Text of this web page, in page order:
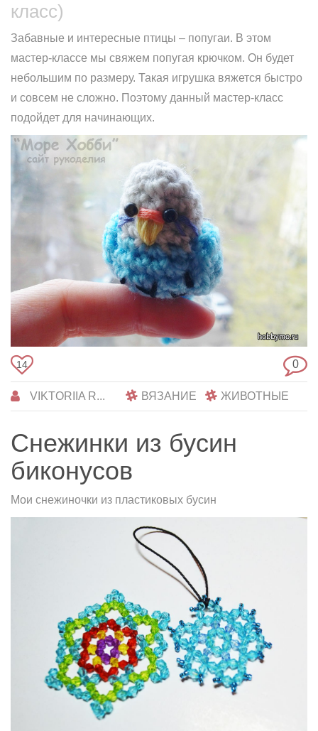
класс)
Забавные и интересные птицы – попугаи. В этом
мастер-классе мы свяжем попугая крючком. Он будет
небольшим по размеру. Такая игрушка вяжется быстро
и совсем не сложно. Поэтому данный мастер-класс
подойдет для начинающих.
14 0
VIKTORIIA R... ВЯЗАНИЕ ЖИВОТНЫЕ
Снежинки из бусин
биконусов
Мои снежиночки из пластиковых бусин